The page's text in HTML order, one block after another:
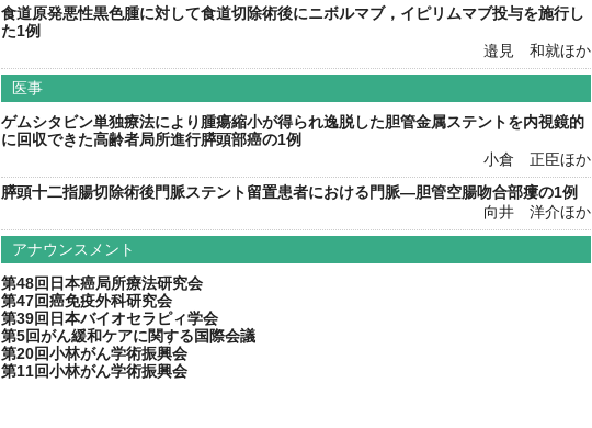
食道原発悪性黒色腫に対して食道切除術後にニボルマブ，イピリムマブ投与を施行し
た1例
邉見 和就ほか
医事
ゲムシタビン単独療法により腫瘍縮小が得られ逸脱した胆管金属ステントを内視鏡的
に回収できた高齢者局所進行膵頭部癌の1例
小倉 正臣ほか
膵頭十二指腸切除術後門脈ステント留置患者における門脈—胆管空腸吻合部瘻の1例
向井 洋介ほか
アナウンスメント
第48回日本癌局所療法研究会
第47回癌免疫外科研究会
第39回日本バイオセラピィ学会
第5回がん緩和ケアに関する国際会議
第20回小林がん学術振興会
第11回小林がん学術振興会